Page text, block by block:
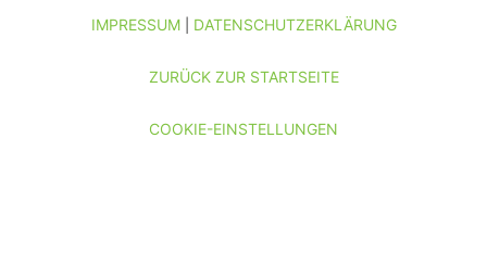
IMPRESSUM| DATENSCHUTZERKLÄRUNG
ZURÜCK ZUR STARTSEITE
COOKIE-EINSTELLUNGEN